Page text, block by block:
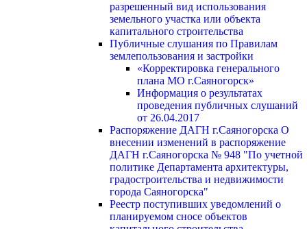
разрешенный вид использования
земельного участка или объекта
капитального строительства
Публичные слушания по Правилам
землепользования и застройки
«Корректировка генерального
плана МО г.Саяногорск»
Информация о результатах
проведения публичных слушаний
от 26.04.2017
Распоряжение ДАГН г.Саяногорска О
внесении изменений в распоряжение
ДАГН г.Саяногорска № 948 "По учетной
политике Департамента архитектуры,
градостроительства и недвижимости
города Саяногорска"
Реестр поступивших уведомлений о
планируемом сносе объектов